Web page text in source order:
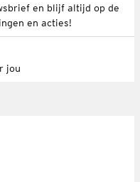
en blijf altijd op de
en acties!
jou